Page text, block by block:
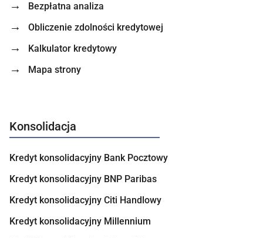
Bezpłatna analiza
Obliczenie zdolności kredytowej
Kalkulator kredytowy
Mapa strony
Konsolidacja
Kredyt konsolidacyjny Bank Pocztowy
Kredyt konsolidacyjny BNP Paribas
Kredyt konsolidacyjny Citi Handlowy
Kredyt konsolidacyjny Millennium